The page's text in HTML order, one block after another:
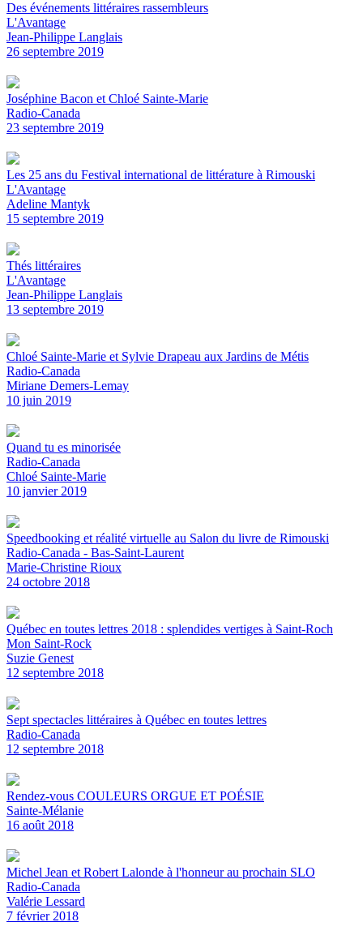
Des événements littéraires rassembleurs
L'Avantage
Jean-Philippe Langlais
26 septembre 2019
Joséphine Bacon et Chloé Sainte-Marie
Radio-Canada
23 septembre 2019
Les 25 ans du Festival international de littérature à Rimouski
L'Avantage
Adeline Mantyk
15 septembre 2019
Thés littéraires
L'Avantage
Jean-Philippe Langlais
13 septembre 2019
Chloé Sainte-Marie et Sylvie Drapeau aux Jardins de Métis
Radio-Canada
Miriane Demers-Lemay
10 juin 2019
Quand tu es minorisée
Radio-Canada
Chloé Sainte-Marie
10 janvier 2019
Speedbooking et réalité virtuelle au Salon du livre de Rimouski
Radio-Canada - Bas-Saint-Laurent
Marie-Christine Rioux
24 octobre 2018
Québec en toutes lettres 2018 : splendides vertiges à Saint-Roch
Mon Saint-Rock
Suzie Genest
12 septembre 2018
Sept spectacles littéraires à Québec en toutes lettres
Radio-Canada
12 septembre 2018
Rendez-vous COULEURS ORGUE ET POÉSIE
Sainte-Mélanie
16 août 2018
Michel Jean et Robert Lalonde à l'honneur au prochain SLO
Radio-Canada
Valérie Lessard
7 février 2018